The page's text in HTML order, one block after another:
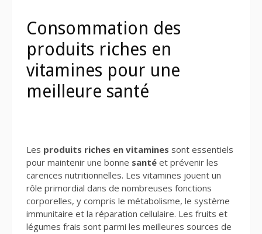
Consommation des
produits riches en
vitamines pour une
meilleure santé
Les produits riches en vitamines sont essentiels
pour maintenir une bonne santé et prévenir les
carences nutritionnelles. Les vitamines jouent un
rôle primordial dans de nombreuses fonctions
corporelles, y compris le métabolisme, le système
immunitaire et la réparation cellulaire. Les fruits et
légumes frais sont parmi les meilleures sources de